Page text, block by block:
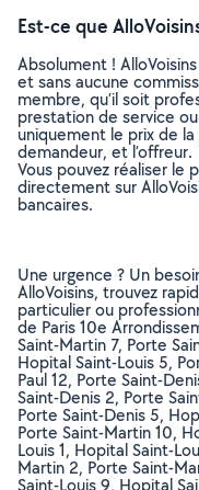
Est-ce que
Absolument !
et sans aucune
membre, qu’il soit
prestation de service
uniquement le prix de
demandeur, et l’offreur.
Vous pouvez réaliser le
directement sur
bancaires.
Une urgence ? Un
AlloVoisins, trouvez
particulier ou
de Paris 10e
Saint-Martin 7, Porte
Hopital Saint-Louis 5,
Paul 12, Porte Saint-
Saint-Denis 2, Porte
Porte Saint-Denis 5,
Porte Saint-Martin 10,
Louis 1, Hopital Saint-
Martin 2, Porte Saint-
Saint-Louis 9, Hopital